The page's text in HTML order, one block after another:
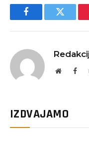
FacebookTwitter
Website
IZDVAJAMO